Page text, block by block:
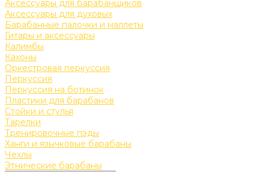
Аксессуары для барабанщиков
Аксессуары для духовых
Барабанные палочки и маллеты
Гитары и аксессуары
Калимбы
Кахоны
Оркестровая перкуссия
Перкуссия
Перкуссия на ботинок
Пластики для барабанов
Стойки и стулья
Тарелки
Тренировочные пэды
Ханги и язычковые барабаны
Чехлы
Этнические барабаны